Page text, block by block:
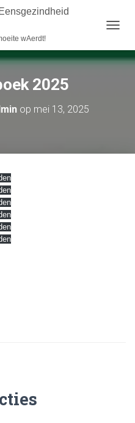
wAerdt!
V
2025
op mei 13, 2025